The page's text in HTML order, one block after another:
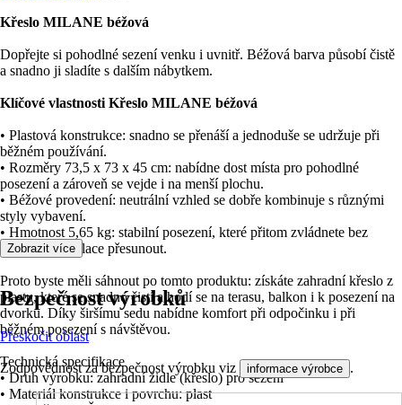
Křeslo MILANE béžová
Dopřejte si pohodlné sezení venku i uvnitř. Béžová barva působí čistě
a snadno ji sladíte s dalším nábytkem.
Klíčové vlastnosti Křeslo MILANE béžová
• Plastová konstrukce: snadno se přenáší a jednoduše se udržuje při
běžném používání.
• Rozměry 73,5 x 73 x 45 cm: nabídne dost místa pro pohodlné
posezení a zároveň se vejde i na menší plochu.
• Béžové provedení: neutrální vzhled se dobře kombinuje s různými
styly vybavení.
• Hmotnost 5,65 kg: stabilní posezení, které přitom zvládnete bez
složité manipulace přesunout.
Proto byste měli sáhnout po tomto produktu: získáte zahradní křeslo z
plastu, které se snadno čistí a hodí se na terasu, balkon i k posezení na
dvorku. Díky širšímu sedu nabídne komfort při odpočinku i při
běžném posezení s návštěvou.
Technická specifikace
• Druh výrobku: zahradní židle (křeslo) pro sezení
• Materiál konstrukce i povrchu: plast
Zobrazit více
Bezpečnost výrobků
Přeskočit oblast
Zodpovědnost za bezpečnost výrobku viz informace výrobce .